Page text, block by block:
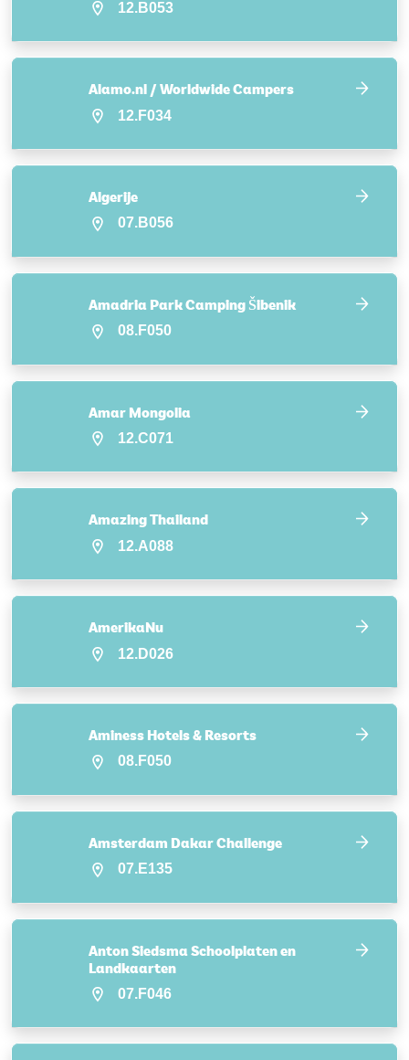
12.B053
Alamo.nl / Worldwide Campers
12.F034
Algerije
07.B056
Amadria Park Camping Šibenik
08.F050
Amar Mongolia
12.C071
Amazing Thailand
12.A088
AmerikaNu
12.D026
Aminess Hotels & Resorts
08.F050
Amsterdam Dakar Challenge
07.E135
Anton Siedsma Schoolplaten en
Landkaarten
07.F046